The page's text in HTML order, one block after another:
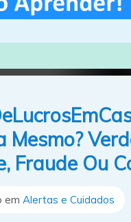
Mesmo?
Fraude Ou
em Alertas e Cuidados